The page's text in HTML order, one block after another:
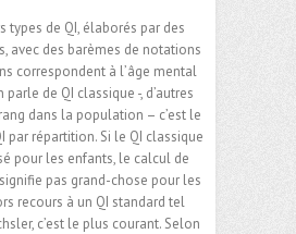
types de QI, élaborés par des
avec des barèmes de notations
correspondent à l’âge mental
parle de QI classique -, d’autres
dans la population – c’est le
par répartition. Si le QI classique
pour les enfants, le calcul de
pas grand-chose pour les
recours à un QI standard tel
c’est le plus courant. Selon